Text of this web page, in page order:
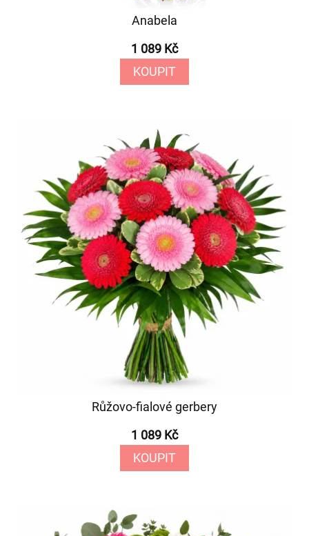
Anabela
1 089 Kč
KOUPIT
Růžovo-fialové gerbery
1 089 Kč
KOUPIT